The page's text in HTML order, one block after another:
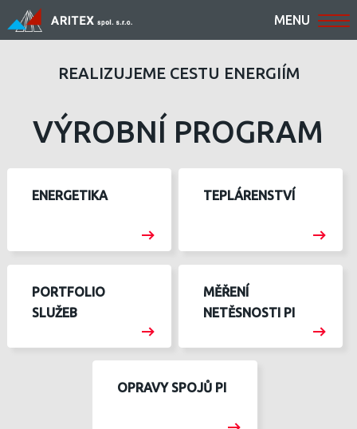
MENU
REALIZUJEME CESTU ENERGIÍM
VÝROBNÍ PROGRAM
ENERGETIKA TEPLÁRENSTVÍ
PORTFOLIO
SLUŽEB
MĚŘENÍ
NETĚSNOSTI PI
OPRAVY SPOJŮ PI